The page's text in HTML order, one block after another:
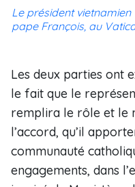
Le président
pape François, au
Les deux parties ont
le fait que le
remplira le rôle et le
l’accord, qu’il
communauté
engagements, dans